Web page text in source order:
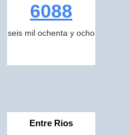
6088
seis mil ochenta y ocho
Entre Rios